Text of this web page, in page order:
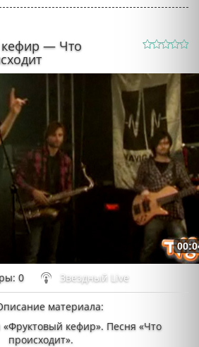
— Что
: 0 Звездный Live
материала:
кефир». Песня «Что
происходит».